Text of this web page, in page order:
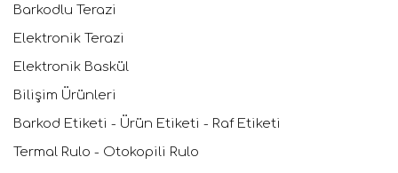
Barkodlu Terazi
Elektronik Terazi
Elektronik Baskül
Bilişim Ürünleri
Barkod Etiketi - Ürün Etiketi - Raf Etiketi
Termal Rulo - Otokopili Rulo